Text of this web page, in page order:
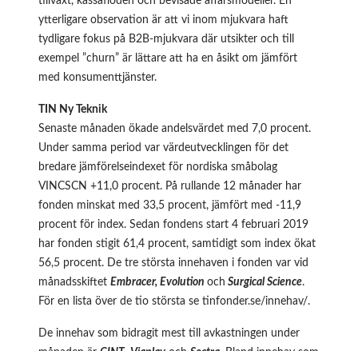
ytterligare observation är att vi inom mjukvara haft
tydligare fokus på B2B-mjukvara där utsikter och till
exempel ”churn” är lättare att ha en åsikt om jämfört
med konsumenttjänster.
TIN Ny Teknik
Senaste månaden ökade andelsvärdet med 7,0 procent.
Under samma period var värdeutvecklingen för det
bredare jämförelseindexet för nordiska småbolag
VINCSCN +11,0 procent. På rullande 12 månader har
fonden minskat med 33,5 procent, jämfört med -11,9
procent för index. Sedan fondens start 4 februari 2019
har fonden stigit 61,4 procent, samtidigt som index ökat
56,5 procent. De tre största innehaven i fonden var vid
månadsskiftet Embracer, Evolution och Surgical Science.
För en lista över de tio största se tinfonder.se/innehav/.
De innehav som bidragit mest till avkastningen under